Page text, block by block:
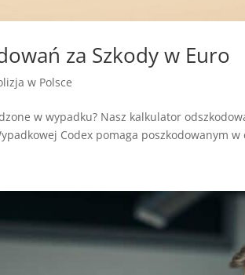
za Szkody w Euro
w Polsce
w wypadku? Nasz kalkulator
Codex pomaga poszkodowanym